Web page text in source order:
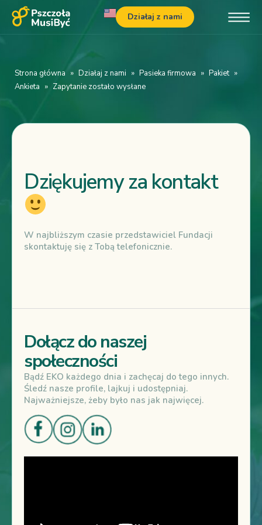
Działaj z nami
Strona główna » Działaj z nami » Pasieka firmowa » Pakiet »
Ankieta » Zapytanie zostało wysłane
Dziękujemy za kontakt
W najbliższym czasie przedstawiciel Fundacji
skontaktuję się z Tobą telefonicznie.
Dołącz do naszej
społeczności
Bądź EKO każdego dnia i zachęcaj do tego innych.
Śledź nasze profile, lajkuj i udostępniaj.
Najważniejsze, żeby było nas jak najwięcej.